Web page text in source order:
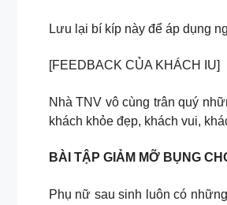
Lưu lại bí kíp này để áp dụng
[FEEDBACK CỦA KHÁCH IU]
Nhà TNV vô cùng trân quý
khách khỏe đẹp, khách vui,
BÀI TẬP GIẢM MỠ BỤNG
Phụ nữ sau sinh luôn có